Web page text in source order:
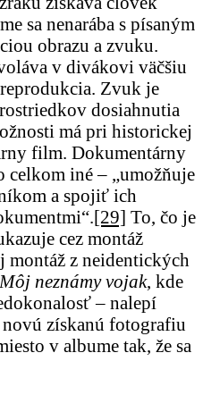
sa nenarába s písaným
obrazu a zvuku.
v divákovi väčšiu
Zvuk je
dosiahnutia
má pri historickej
film. Dokumentárny
celkom iné – „umožňuje
a spojiť ich
[29] To, čo je
cez montáž
montáž z neidentických
Môj neznámy vojak, kde
– nalepí
získanú fotografiu
v albume tak, že sa